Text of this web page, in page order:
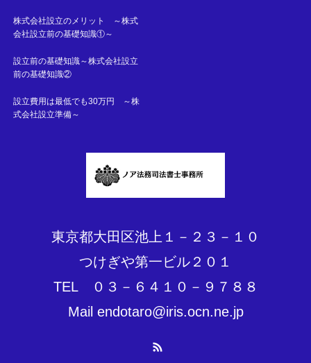
株式会社設立のメリット ～株式
会社設立前の基礎知識①～
設立前の基礎知識～株式会社設立
前の基礎知識②
設立費用は最低でも30万円 ～株
式会社設立準備～
東京都大田区池上１－２３－１０
つけぎや第一ビル２０１
TEL ０３－６４１０－９７８８
Mail endotaro@iris.ocn.ne.jp